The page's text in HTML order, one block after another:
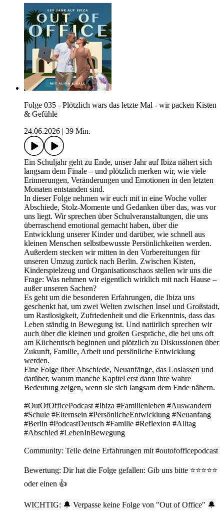
Folge 035 - Plötzlich wars das letzte Mal - wir packen Kisten
& Gefühle
24.06.2026
39 Min.
Ein Schuljahr geht zu Ende, unser Jahr auf Ibiza nähert sich
langsam dem Finale – und plötzlich merken wir, wie viele
Erinnerungen, Veränderungen und Emotionen in den letzten
Monaten entstanden sind.
In dieser Folge nehmen wir euch mit in eine Woche voller
Abschiede, Stolz-Momente und Gedanken über das, was vor
uns liegt. Wir sprechen über Schulveranstaltungen, die uns
überraschend emotional gemacht haben, über die
Entwicklung unserer Kinder und darüber, wie schnell aus
kleinen Menschen selbstbewusste Persönlichkeiten werden.
Außerdem stecken wir mitten in den Vorbereitungen für
unseren Umzug zurück nach Berlin. Zwischen Kisten,
Kinderspielzeug und Organisationschaos stellen wir uns die
Frage: Was nehmen wir eigentlich wirklich mit nach Hause –
außer unseren Sachen?
Es geht um die besonderen Erfahrungen, die Ibiza uns
geschenkt hat, um zwei Welten zwischen Insel und Großstadt,
um Rastlosigkeit, Zufriedenheit und die Erkenntnis, dass das
Leben ständig in Bewegung ist. Und natürlich sprechen wir
auch über die kleinen und großen Gespräche, die bei uns oft
am Küchentisch beginnen und plötzlich zu Diskussionen über
Zukunft, Familie, Arbeit und persönliche Entwicklung
werden.
Eine Folge über Abschiede, Neuanfänge, das Loslassen und
darüber, warum manche Kapitel erst dann ihre wahre
Bedeutung zeigen, wenn sie sich langsam dem Ende nähern.
#OutOfOfficePodcast #Ibiza #Familienleben #Auswandern
#Schule #Elternsein #PersönlicheEntwicklung #Neuanfang
#Berlin #PodcastDeutsch #Familie #Reflexion #Alltag
#Abschied #LebenInBewegung
Community: Teile deine Erfahrungen mit⁠ ⁠⁠#outofofficepodcast⁠⁠⁠
Bewertung: Dir hat die Folge gefallen: Gib uns bitte ⭐️⭐️⭐️⭐️⭐️
oder einen 👍
WICHTIG: 🔔 Verpasse keine Folge von "Out of Office" 🔔